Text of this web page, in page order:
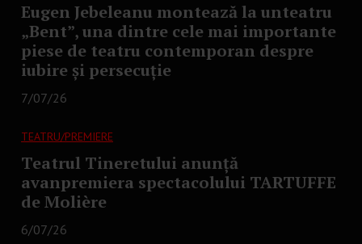
Eugen Jebeleanu montează la unteatru
„Bent”, una dintre cele mai importante
piese de teatru contemporan despre
iubire și persecuție
7/07/26
TEATRU/PREMIERE
Teatrul Tineretului anunță
avanpremiera spectacolului TARTUFFE
de Molière
6/07/26